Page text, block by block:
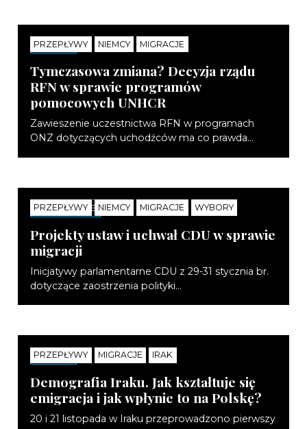
PRZEPŁYWY NIEMCY MIGRACJE
NOTATKI
Tymczasowa zmiana? Decyzja rządu
RFN w sprawie programów
pomocowych UNHCR
Zawieszenie uczestnictwa RFN w programach
ONZ dotyczących uchodźców ma co prawda...
PRZEPŁYWY NIEMCY MIGRACJE WYBORY
KOMENTARZE
Projekty ustaw i uchwał CDU w sprawie
migracji
Inicjatywy parlamentarne CDU z 29-31 stycznia br.
dotyczące zaostrzenia polityki...
PRZEPŁYWY MIGRACJE IRAK
NOTATKI
Demografia Iraku. Jak kształtuje się
emigracja i jak wpłynie to na Polskę?
20 i 21 listopada w Iraku przeprowadzono pierwszy